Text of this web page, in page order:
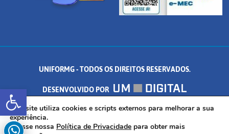
Abrir a barra de ferramentas
UNIFORMG - TODOS OS DIREITOS RESERVADOS.
DESENVOLVIDO POR
AV. DR. ARNALDO DE SENNA, 328 - PALMEIRAS, FORMIGA/MG - CEP:
35.574.530
Este site utiliza cookies e scripts externos para melhorar a sua
experiência.
Acesse nossa Política de Privacidade para obter mais